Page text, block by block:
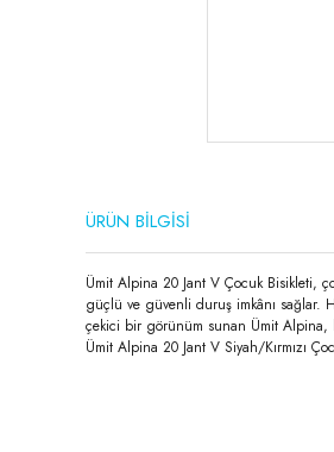
ÜRÜN BİLGİSİ
Ümit Alpina 20 Jant V Çocuk Bisikleti,
güçlü ve güvenli duruş imkânı sağlar.
çekici bir görünüm sunan Ümit Alpina,
Ümit Alpina 20 Jant V Siyah/Kırmızı